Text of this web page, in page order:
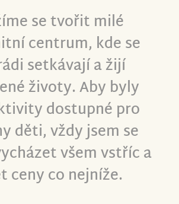
se tvořit milé
centrum, kde se
setkávají a žijí
životy. Aby byly
dostupné pro
děti, vždy jsem se
všem vstříc a
ceny co nejníže.